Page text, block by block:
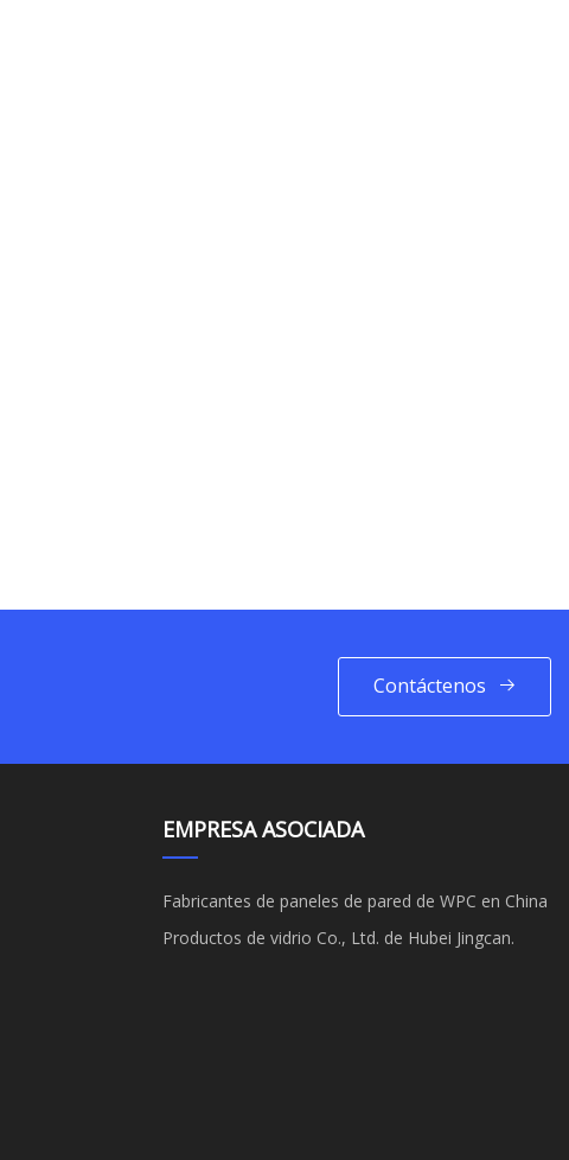
Contáctenos
EMPRESA ASOCIADA
Fabricantes de paneles de pared de WPC en China
Productos de vidrio Co., Ltd. de Hubei Jingcan.